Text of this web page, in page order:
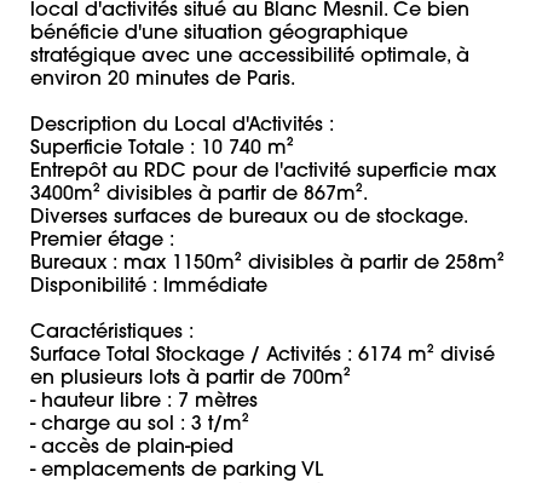
local d'activités situé au Blanc Mesnil. Ce bien
bénéficie d'une situation géographique
stratégique avec une accessibilité optimale, à
environ 20 minutes de Paris.
Description du Local d'Activités :
Superficie Totale : 10 740 m²
Entrepôt au RDC pour de l'activité superficie max
3400m² divisibles à partir de 867m².
Diverses surfaces de bureaux ou de stockage.
Premier étage :
Bureaux : max 1150m² divisibles à partir de 258m²
Disponibilité : Immédiate
Caractéristiques :
Surface Total Stockage / Activités : 6174 m² divisé
en plusieurs lots à partir de 700m²
- hauteur libre : 7 mètres
- charge au sol : 3 t/m²
- accès de plain-pied
- emplacements de parking VL